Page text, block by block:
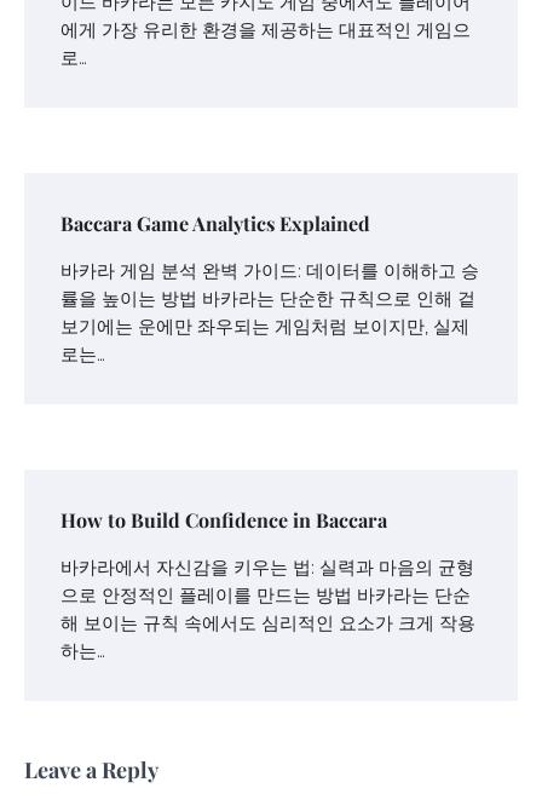
에게 가장 유리한 환경을 제공하는 대표적인 게임으
로…
Baccara Game Analytics Explained
바카라 게임 분석 완벽 가이드: 데이터를 이해하고 승
률을 높이는 방법 바카라는 단순한 규칙으로 인해 겉
보기에는 운에만 좌우되는 게임처럼 보이지만, 실제
로는…
How to Build Confidence in Baccara
바카라에서 자신감을 키우는 법: 실력과 마음의 균형
으로 안정적인 플레이를 만드는 방법 바카라는 단순
해 보이는 규칙 속에서도 심리적인 요소가 크게 작용
하는…
Leave a Reply